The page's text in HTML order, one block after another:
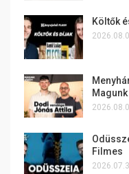
Költők
Filmes